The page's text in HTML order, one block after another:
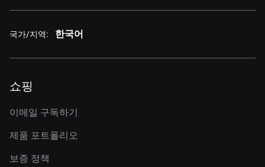
국가/지역: 한국어
쇼핑
이메일 구독하기
제품 포트폴리오
보증 정책